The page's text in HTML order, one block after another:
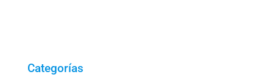
Categorías